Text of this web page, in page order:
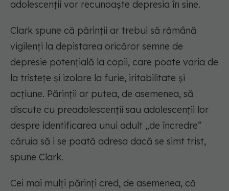
adolescenții vor recunoaște depresia în sine.
Clark spune că părinții ar trebui să rămână
vigilenți la depistarea oricăror semne de
depresie potențială la copii, care poate varia de
la tristețe și izolare la furie, iritabilitate și
acțiune. Părinții ar putea, de asemenea, să
discute cu preadolescenții sau adolescenții lor
despre identificarea unui adult „de încredre”
căruia să i se poată adresa dacă se simt trist,
spune Clark.
Cei mai mulți părinți cred, de asemenea, că